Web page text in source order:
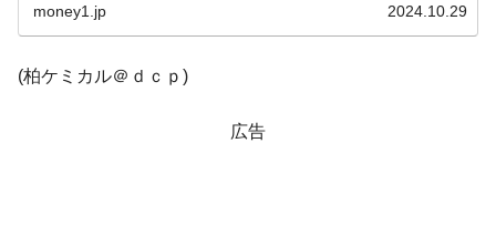
発動！
半分未満しか雇用を生まない
money1.jp 2024.10.29
(柏ケミカル＠ｄｃｐ)
広告